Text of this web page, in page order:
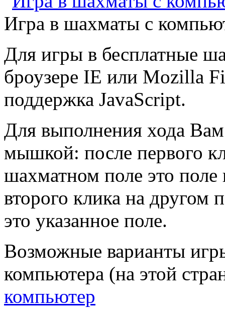
Игра в шахматы с
Для игры в бесплатные
броузере IE или Mozilla
поддержка JavaScript.
Для выполнения хода
мышкой: после первого
шахматном поле это поле
второго клика на другом
это указанное поле.
Возможные варианты
компьютера (на этой
компьютер